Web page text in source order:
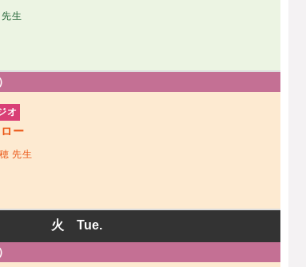
生
オ
ー
先生
火 Tue.